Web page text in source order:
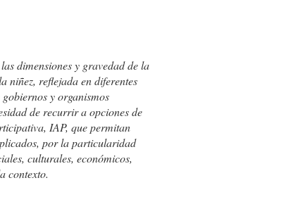
dimensiones y gravedad de la
niñez, reflejada en diferentes
y organismos
de recurrir a opciones de
IAP, que permitan
por la particularidad
culturales, económicos,
contexto.